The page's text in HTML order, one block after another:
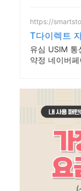
https://
T다이렉트
유심 USIM 통
약정 네이버